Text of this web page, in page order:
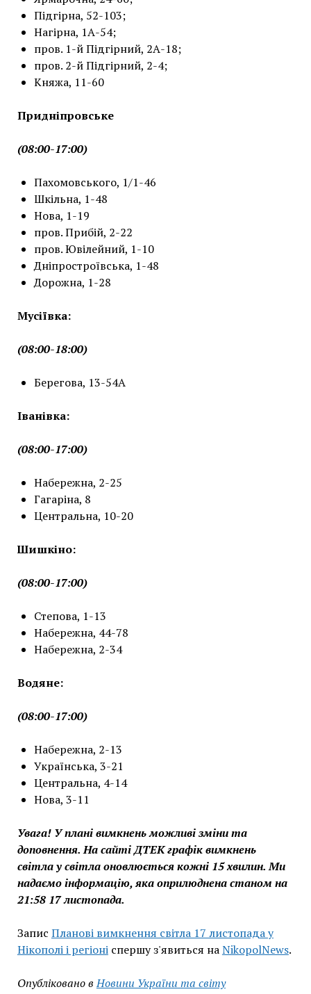
Підгірна, 52-103;
Нагірна, 1А-54;
пров. 1-й Підгірний, 2А-18;
пров. 2-й Підгірний, 2-4;
Княжа, 11-60
Придніпровське
(08:00-17:00)
Пахомовського, 1/1-46
Шкільна, 1-48
Нова, 1-19
пров. Прибій, 2-22
пров. Ювілейний, 1-10
Дніпростроївська, 1-48
Дорожна, 1-28
Мусіївка:
(08:00-18:00)
Берегова, 13-54А
Іванівка:
(08:00-17:00)
Набережна, 2-25
Гагаріна, 8
Центральна, 10-20
Шишкіно:
(08:00-17:00)
Степова, 1-13
Набережна, 44-78
Набережна, 2-34
Водяне:
(08:00-17:00)
Набережна, 2-13
Українська, 3-21
Центральна, 4-14
Нова, 3-11
Увага! У плані вимкнень можливі зміни та
доповнення. На сайті ДТЕК графік вимкнень
світла у світла оновлюється кожні 15 хвилин. Ми
надаємо інформацію, яка оприлюднена станом на
21:58 17 листопада.
Запис Планові вимкнення світла 17 листопада у
Нікополі і регіоніспершу з'явиться наNikopolNews.
Опубліковано в Новини України та світу